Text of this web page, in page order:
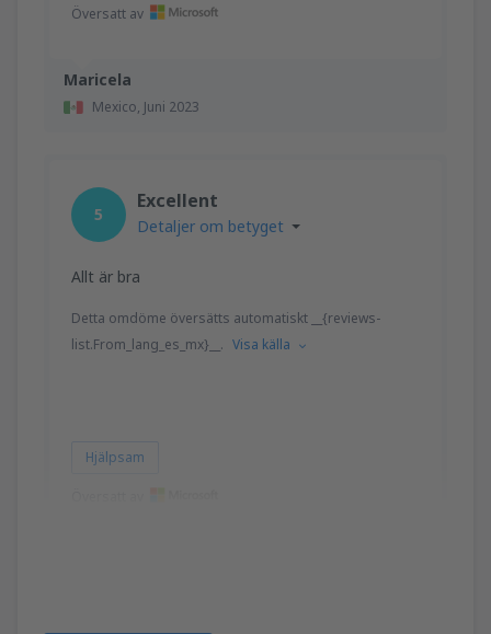
Maricela
Mexico, Juni 2023
Översatt av
5
Excellent
Detaljer om betyget
Allt är bra
Detta omdöme översätts automatiskt __{reviews-
list.From_lang_es_mx}__. Visa källa
Hjälpsam